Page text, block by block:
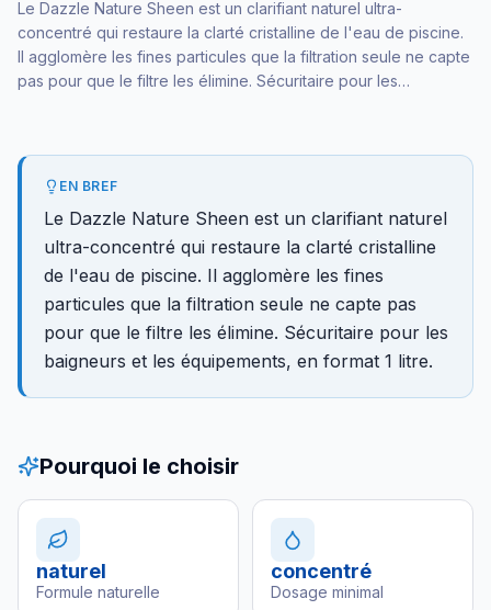
Le Dazzle Nature Sheen est un clarifiant naturel ultra-
concentré qui restaure la clarté cristalline de l'eau de piscine.
Il agglomère les fines particules que la filtration seule ne capte
pas pour que le filtre les élimine. Sécuritaire pour les
EN BREF
Le Dazzle Nature Sheen est un clarifiant naturel
ultra-concentré qui restaure la clarté cristalline
de l'eau de piscine. Il agglomère les fines
particules que la filtration seule ne capte pas
pour que le filtre les élimine. Sécuritaire pour les
baigneurs et les équipements, en format 1 litre.
Pourquoi le choisir
naturel
Formule naturelle
concentré
Dosage minimal